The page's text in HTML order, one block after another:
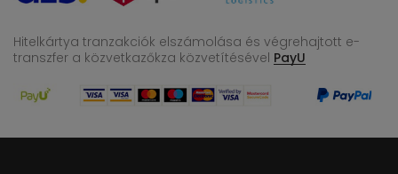
Hitelkártya tranzakciók elszámolása és végrehajtott e-
transzfer a közvetkazőkza közvetítésével PayU